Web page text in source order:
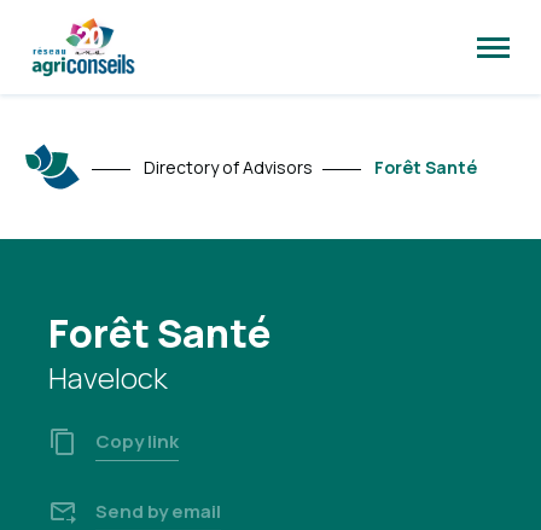
site
Directory of Advisors Forêt Santé
Forêt Santé
Havelock
Copy link
Send by email